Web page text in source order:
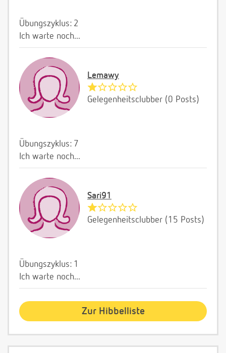
Übungszyklus: 2
Ich warte noch...
Lemawy
Gelegenheitsclubber (0 Posts)
Übungszyklus: 7
Ich warte noch...
Sari91
Gelegenheitsclubber (15 Posts)
Übungszyklus: 1
Ich warte noch...
Zur Hibbelliste